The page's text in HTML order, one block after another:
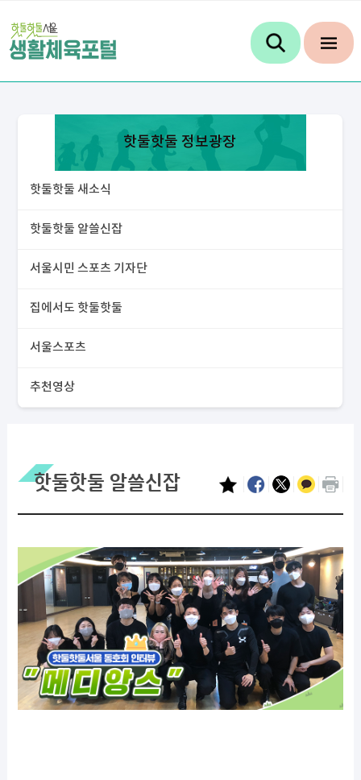
핫둘핫둘 정보광장
핫둘핫둘 새소식
핫둘핫둘 알쓸신잡
서울시민 스포츠 기자단
집에서도 핫둘핫둘
서울스포츠
추천영상
핫둘핫둘 알쓸신잡